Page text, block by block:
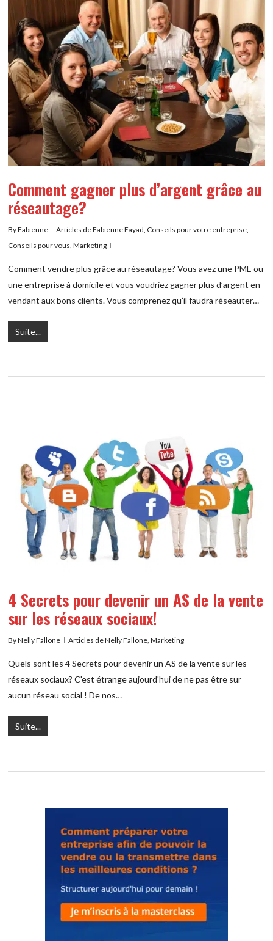
Comment gagner plus d’argent grâce au
réseautage?
ByFabienne Articles de Fabienne Fayad, Conseils pour votre entreprise,
Conseils pour vous,Marketing
Comment vendre plus grâce au réseautage? Vous avez une PME ou
une entreprise à domicile et vous voudriez gagner plus d’argent en
vendant aux bons clients. Vous comprenez qu’il faudra réseauter…
Suite...
4 Secrets pour devenir un AS de la vente
sur les réseaux sociaux!
ByNelly Fallone Articles de Nelly Fallone ,Marketing
Quels sont les 4 Secrets pour devenir un AS de la vente sur les
réseaux sociaux? C'est étrange aujourd'hui de ne pas être sur
aucun réseau social ! De nos…
Suite...